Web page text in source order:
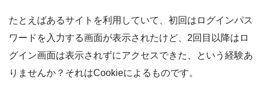
たとえばあるサイトを利用していて、初回はログインパス
ワードを入力する画面が表示されたけど、2回目以降はロ
グイン画面は表示されずにアクセスできた、という経験あ
りませんか？それはCookieによるものです。